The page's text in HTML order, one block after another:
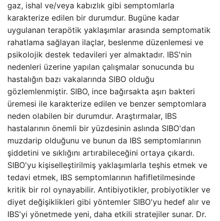
gaz, ishal ve/veya kabızlık gibi semptomlarla
karakterize edilen bir durumdur. Bugüne kadar
uygulanan terapötik yaklaşımlar arasında semptomatik
rahatlama sağlayan ilaçlar, beslenme düzenlemesi ve
psikolojik destek tedavileri yer almaktadır. IBS'nin
nedenleri üzerine yapılan çalışmalar sonucunda bu
hastalığın bazı vakalarında SIBO olduğu
gözlemlenmiştir. SIBO, ince bağırsakta aşırı bakteri
üremesi ile karakterize edilen ve benzer semptomlara
neden olabilen bir durumdur. Araştırmalar, IBS
hastalarının önemli bir yüzdesinin aslında SIBO'dan
muzdarip olduğunu ve bunun da IBS semptomlarının
şiddetini ve sıklığını artırabileceğini ortaya çıkardı.
SIBO'yu kişiselleştirilmiş yaklaşımlarla teşhis etmek ve
tedavi etmek, IBS semptomlarının hafifletilmesinde
kritik bir rol oynayabilir. Antibiyotikler, probiyotikler ve
diyet değişiklikleri gibi yöntemler SIBO'yu hedef alır ve
IBS'yi yönetmede yeni, daha etkili stratejiler sunar. Dr.